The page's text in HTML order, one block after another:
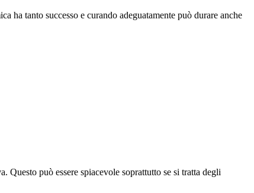
ha tanto successo e curando adeguatamente può durare anche
Questo può essere spiacevole soprattutto se si tratta degli